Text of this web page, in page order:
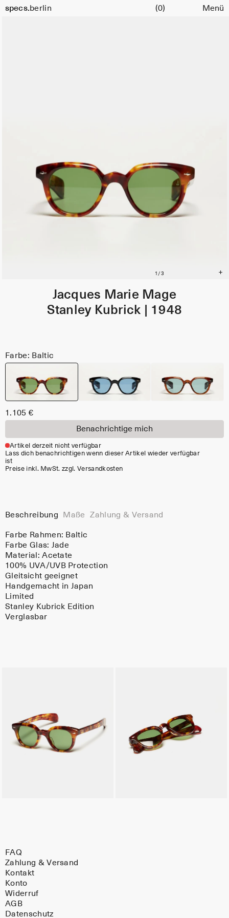
specs.berlin
Warenkorb (0) Menü
Jacques Marie Mage
Stanley Kubrick | 1948
Farbe: Baltic
1.105 €
Benachrichtige mich
Artikel derzeit nicht verfügbar
Lass dich benachrichtigen wenn dieser Artikel wieder verfügbar
ist
Preise inkl. MwSt. zzgl. Versandkosten
Beschreibung Maße Zahlung & Versand
Farbe Rahmen: Baltic
Farbe Glas: Jade
Material:Acetate
100% UVA/UVB Protection
Gleitsicht geeignet
Handgemacht in Japan
Limited
Stanley Kubrick Edition
Verglasbar
FAQ
Zahlung & Versand
Kontakt
Konto
Widerruf
AGB
Datenschutz